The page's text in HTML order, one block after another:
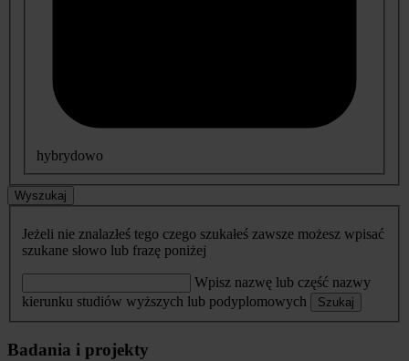
hybrydowo
Wyszukaj
Jeżeli nie znalazłeś tego czego szukałeś zawsze możesz wpisać
szukane słowo lub frazę poniżej
Wpisz nazwę lub część nazwy
kierunku studiów wyższych lub podyplomowych
Szukaj
Badania i projekty